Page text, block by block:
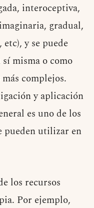
interoceptiva,
gradual,
y se puede
misma o como
complejos.
y aplicación
es uno de los
pueden utilizar en
los recursos
Por ejemplo,